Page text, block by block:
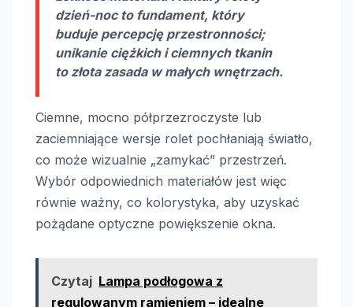
dzień-noc to fundament, który
buduje percepcję przestronności;
unikanie ciężkich i ciemnych tkanin
to złota zasada w małych wnętrzach.
Ciemne, mocno półprzezroczyste lub
zaciemniające wersje rolet pochłaniają światło,
co może wizualnie „zamykać” przestrzeń.
Wybór odpowiednich materiałów jest więc
równie ważny, co kolorystyka, aby uzyskać
pożądane optyczne powiększenie okna.
Czytaj Lampa podłogowa z
regulowanym ramieniem – idealne